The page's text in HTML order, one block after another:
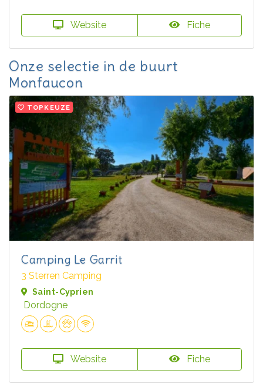
Website Fiche
Onze selectie in de buurt
Monfaucon
TOPKEUZE
Camping Le Garrit
3 Sterren Camping
Saint-Cyprien
Dordogne
Website Fiche